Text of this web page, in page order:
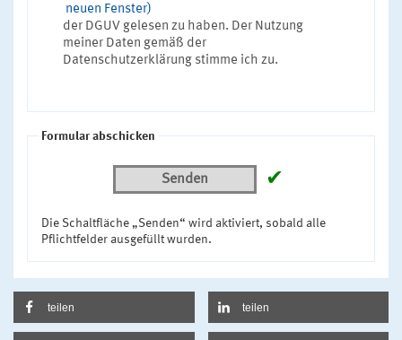
neuen Fenster)
der DGUV gelesen zu haben. Der Nutzung
meiner Daten gemäß der
Datenschutzerklärung stimme ich zu.
Formular abschicken
Senden ✔
Die Schaltfläche „Senden“ wird aktiviert, sobald alle
Pflichtfelder ausgefüllt wurden.
teilen teilen